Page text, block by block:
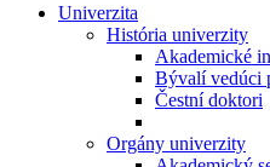
Univerzita
História univerzity
Akademické
Bývalí vedúci
Čestní doktori
Orgány univerzity